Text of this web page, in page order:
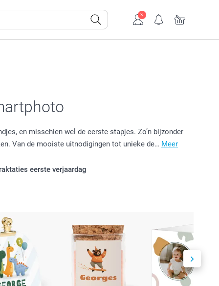
en misschien wel de eerste stapjes. Zo’n bijzonder
Van de mooiste uitnodigingen tot unieke de… Meer
eerste verjaardag